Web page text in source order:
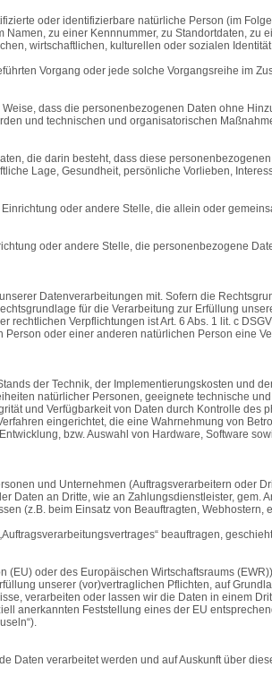
oder identifizierbare natürliche Person (im
zu einer Kennnummer, zu Standortdaten,
wirtschaftlichen, kulturellen oder sozialen
Vorgang oder jede solche Vorgangsreihe im
dass die personenbezogenen Daten ohne
und technischen und organisatorischen
die darin besteht, dass diese
Lage, Gesundheit, persönliche Vorlieben,
oder andere Stelle, die allein oder
oder andere Stelle, die personenbezogene
Datenverarbeitungen mit. Sofern die
für die Verarbeitung zur Erfüllung
Verpflichtungen ist Art. 6 Abs. 1 lit. c
oder einer anderen natürlichen Person eine
der Technik, der Implementierungskosten und
natürlicher Personen, geeignete technische
und Verfügbarkeit von Daten durch Kontrolle
eingerichtet, die eine Wahrnehmung von
bzw. Auswahl von Hardware, Software
und Unternehmen (Auftragsverarbeitern oder
Daten an Dritte, wie an Zahlungsdienstleister, gem.
(z.B. beim Einsatz von Beauftragten, Webhostern,
beauftragen,
oder des Europäischen Wirtschaftsraums
unserer (vor)vertraglichen Pflichten, auf
verarbeiten oder lassen wir die Daten in einem
anerkannten Feststellung eines der EU
Daten verarbeitet werden und auf Auskunft über